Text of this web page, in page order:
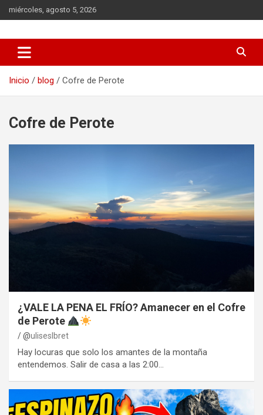
Saltar
al
miércoles, agosto 5, 2026
VeracruzDe10
Inicio blog Cofre de Perote
Cofre de Perote
¿VALE LA PENA EL FRÍO? Amanecer en el Cofre
de Perote
@uliseslbret
Hay locuras que solo los amantes de la montaña
entendemos. Salir de casa a las 2:00…